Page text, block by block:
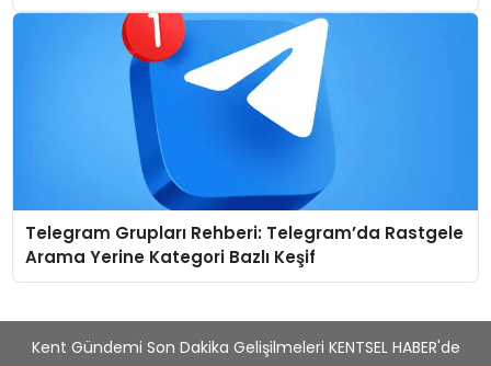
Telegram Grupları Rehberi: Telegram’da Rastgele
Arama Yerine Kategori Bazlı Keşif
Kent Gündemi Son Dakika Gelişilmeleri KENTSEL HABER'de